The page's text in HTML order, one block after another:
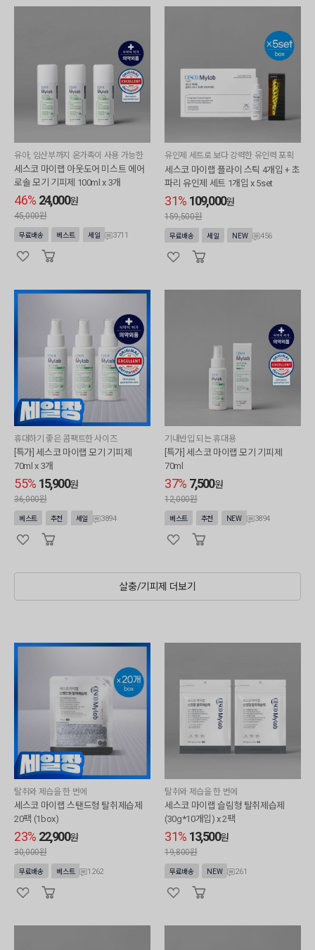
유아, 임산부까지 온가족이 사용 가능한
세스코 마이랩 아웃도어 미스트 에어
로솔 모기 기피제 100ml x 3개
46% 24,000원
45,000원
무료배송 베스트 세일 3711
유인제 세트로 보다 강력한 유인력 포획
력
세스코 마이랩 플라이 스틱 4개입 + 초
파리 유인제 세트 1개입 x 5set
31% 109,000원
159,500원
무료배송 세일 NEW 456
휴대하기 좋은 콤팩트한 사이즈
[특가] 세스코 마이랩 모기 기피제
70ml x 3개
55% 15,900원
36,000원
베스트 추천 세일 3894
기내반입 되는 휴대용
[특가] 세스코 마이랩 모기 기피제
70ml
37% 7,500원
12,000원
베스트 추천 NEW 3894
살충/기피제 더보기
탈취와 제습을 한 번에
세스코 마이랩 스탠드형 탈취제습제
20팩 (1box)
23% 22,900원
30,000원
무료배송 베스트 1262
탈취와 제습을 한 번에
세스코 마이랩 슬림형 탈취제습제
(30g*10개입) x 2팩
31% 13,500원
19,800원
무료배송 NEW 261